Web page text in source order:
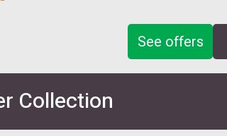
See offers
Collection